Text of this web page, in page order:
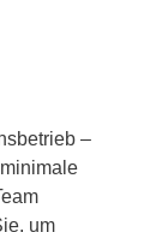
–
um